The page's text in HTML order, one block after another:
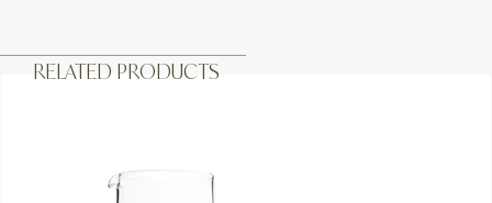
RELATED PRODUCTS